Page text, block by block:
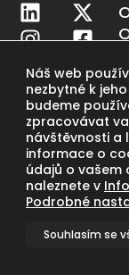
Náš web
nezbytné k
budeme
zpracovávat
návštěvnosti a
informace o
údajů o
naleznete v
Podrobné
Souhlasím se